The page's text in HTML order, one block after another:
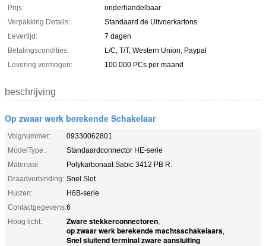
Prijs:
onderhandelbaar
Verpakking Details:
Standaard de Uitvoerkartons
Levertijd:
7 dagen
Betalingscondities:
L/C, T/T, Western Union, Paypal
Levering vermogen:
100.000 PCs per maand
beschrijving
Op zwaar werk berekende Schakelaar
Volgnummer:
09330062801
ModelType::
Standaardconnector HE-serie
Materiaal:
Polykarbonaat Sabic 3412 PB R.
Draadverbinding: Snel Slot
Huizen:
H6B-serie
Contactgegevens:6
Hoog licht:
Zware stekkerconnectoren,
op zwaar werk berekende machtsschakelaars,
Snel sluitend terminal zware aansluiting